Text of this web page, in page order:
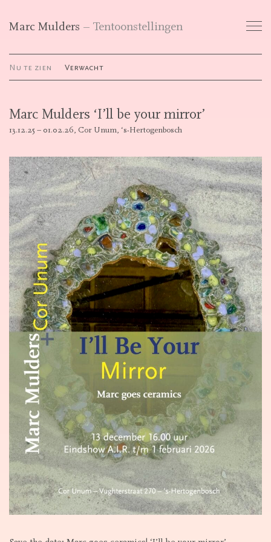
Marc Mulders Tentoonstellingen
Werken
Tentoonstellingen
Publicaties
Curriculum Vitae
Galerieën
Contact
Nu te zien Verwacht
Marc Mulders ‘I’ll be your mirror’
13.12.25 – 01.02.26, Cor Unum, ‘s-Hertogenbosch